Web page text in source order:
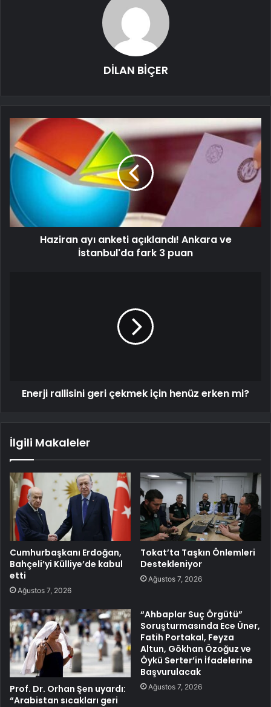
DİLAN BİÇER
Haziran ayı anketi açıklandı! Ankara ve
İstanbul'da fark 3 puan
Enerji rallisini geri çekmek için henüz erken mi?
İlgili Makaleler
Cumhurbaşkanı Erdoğan,
Bahçeli’yi Külliye’de kabul
etti
Ağustos 7, 2026
Tokat’ta Taşkın Önlemleri
Destekleniyor
Ağustos 7, 2026
Prof. Dr. Orhan Şen uyardı:
“Arabistan sıcakları geri
“Ahbaplar Suç Örgütü”
Soruşturmasında Ece Üner,
Fatih Portakal, Feyza
Altun, Gökhan Özoğuz ve
Öykü Serter’in İfadelerine
Başvurulacak
Ağustos 7, 2026